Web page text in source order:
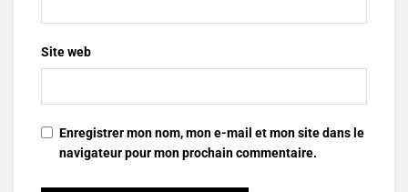
Site web
Enregistrer mon nom, mon e-mail et mon site dans le
navigateur pour mon prochain commentaire.